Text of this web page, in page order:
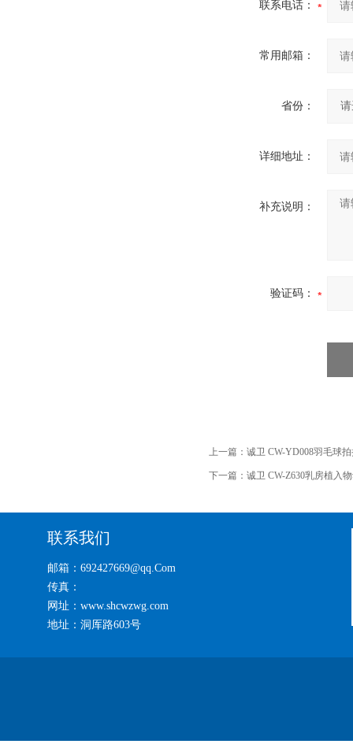
联系电话：
常用邮箱：
省份：
详细地址：
补充说明：
验证码：
上一篇： 诚卫 CW-YD008羽毛球
下一篇： 诚卫 CW-Z630乳房植入
联系我们
邮箱：692427669@qq.Com
传真：
网址：www.shcwzwg.com
地址：洞厍路603号